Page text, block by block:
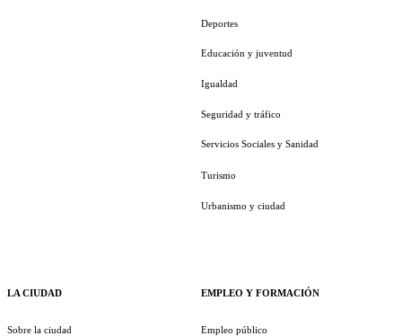
LA CIUDAD
Sobre la ciudad
Deportes
Educación y juventud
Igualdad
Seguridad y tráfico
Servicios Sociales y Sanidad
Turismo
Urbanismo y ciudad
EMPLEO Y FORMACIÓN
Empleo público